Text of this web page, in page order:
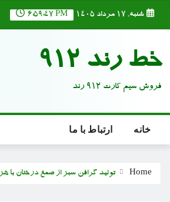
شنبه, ۱۷ مرداد ۱۴۰۵ 6:59:48 PM
خط رند 912
فروش سیم کارت 912 رند
خانه ارتباط با ما
Home تولید گرافن سبز از صمغ درختان با